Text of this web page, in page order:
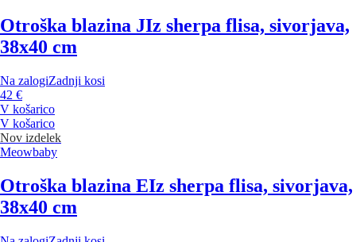
Otroška blazina JIz sherpa flisa, sivorjava,
38x40 cm
Na zalogiZadnji kosi
42 €
V košarico
V košarico
Nov izdelek
Meowbaby
Otroška blazina EIz sherpa flisa, sivorjava,
38x40 cm